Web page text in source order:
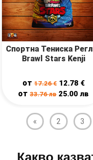
Спортна Тениска
Brawl Stars Kenji
от17.26€ 12.78 €
от33.76лв 25.00лв
« 2 3
Какво